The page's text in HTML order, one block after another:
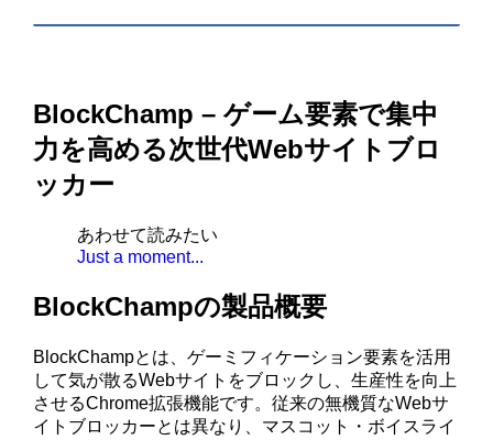
BlockChamp – ゲーム要素で集中
力を高める次世代Webサイトブロ
ッカー
あわせて読みたい
Just a moment...
BlockChampの製品概要
BlockChampとは、ゲーミフィケーション要素を活用
して気が散るWebサイトをブロックし、生産性を向上
させるChrome拡張機能です。従来の無機質なWebサ
イトブロッカーとは異なり、マスコット・ボイスライ